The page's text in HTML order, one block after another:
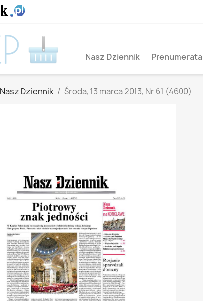
Nasz Dziennik Prenumerata
Nasz Dziennik Środa, 13 marca 2013, Nr 61 (4600)